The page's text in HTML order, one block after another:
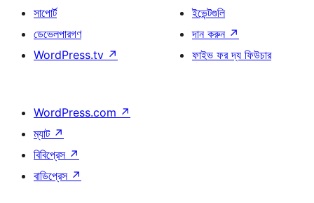
সাপোর্ট
ডেভেলপারগণ
WordPress.tv ↗
ইভেন্টগুলি
দান করুন ↗
ফাইভ ফর দ্য ফিউচার
WordPress.com ↗
ম্যাট ↗
বিবিপ্রেস ↗
বাডিপ্রেস ↗